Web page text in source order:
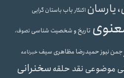
یارسان اکنکارباب باستان گرایی
تاریخ و شخصیت شناسی تصوف،
جمن نیوزحمیدرضا مظاهری سیفخبرنامه
موضوعی نقد حلقهسخنرانی